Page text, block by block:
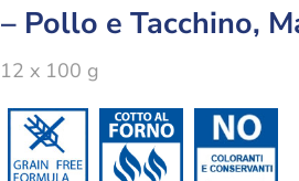
Pollo e Tacchino,
12 x 100 g